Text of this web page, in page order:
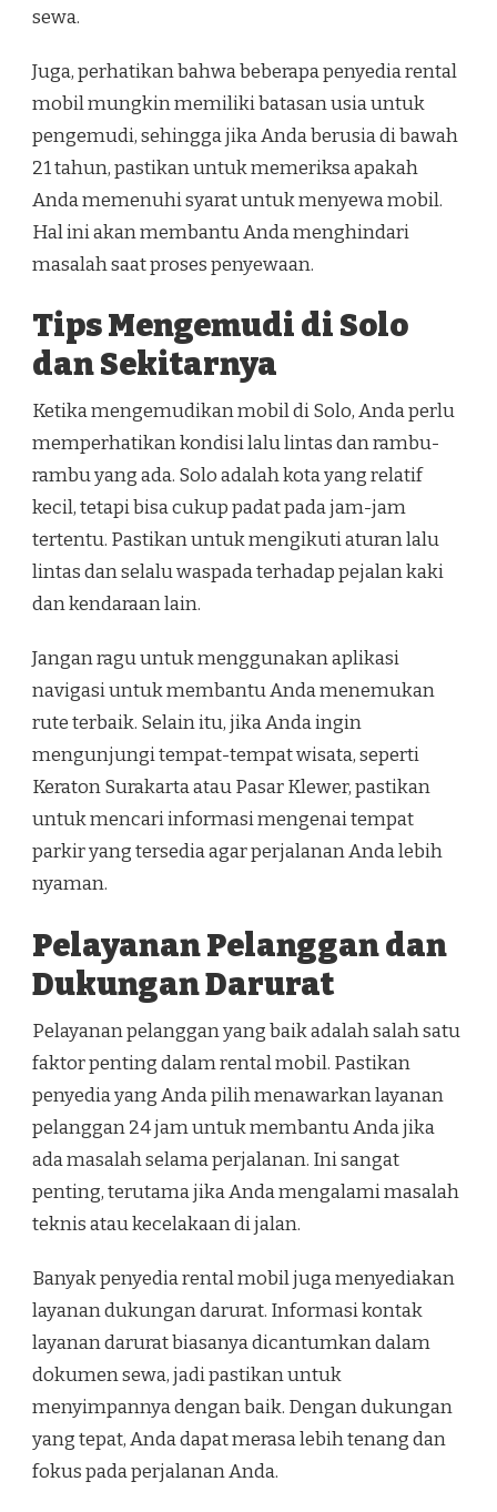
sewa.
Juga, perhatikan bahwa beberapa penyedia rental
mobil mungkin memiliki batasan usia untuk
pengemudi, sehingga jika Anda berusia di bawah
21 tahun, pastikan untuk memeriksa apakah
Anda memenuhi syarat untuk menyewa mobil.
Hal ini akan membantu Anda menghindari
masalah saat proses penyewaan.
Tips Mengemudi di Solo
dan Sekitarnya
Ketika mengemudikan mobil di Solo, Anda perlu
memperhatikan kondisi lalu lintas dan rambu-
rambu yang ada. Solo adalah kota yang relatif
kecil, tetapi bisa cukup padat pada jam-jam
tertentu. Pastikan untuk mengikuti aturan lalu
lintas dan selalu waspada terhadap pejalan kaki
dan kendaraan lain.
Jangan ragu untuk menggunakan aplikasi
navigasi untuk membantu Anda menemukan
rute terbaik. Selain itu, jika Anda ingin
mengunjungi tempat-tempat wisata, seperti
Keraton Surakarta atau Pasar Klewer, pastikan
untuk mencari informasi mengenai tempat
parkir yang tersedia agar perjalanan Anda lebih
nyaman.
Pelayanan Pelanggan dan
Dukungan Darurat
Pelayanan pelanggan yang baik adalah salah satu
faktor penting dalam rental mobil. Pastikan
penyedia yang Anda pilih menawarkan layanan
pelanggan 24 jam untuk membantu Anda jika
ada masalah selama perjalanan. Ini sangat
penting, terutama jika Anda mengalami masalah
teknis atau kecelakaan di jalan.
Banyak penyedia rental mobil juga menyediakan
layanan dukungan darurat. Informasi kontak
layanan darurat biasanya dicantumkan dalam
dokumen sewa, jadi pastikan untuk
menyimpannya dengan baik. Dengan dukungan
yang tepat, Anda dapat merasa lebih tenang dan
fokus pada perjalanan Anda.